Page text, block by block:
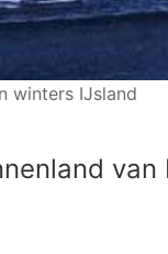
winters IJsland
van